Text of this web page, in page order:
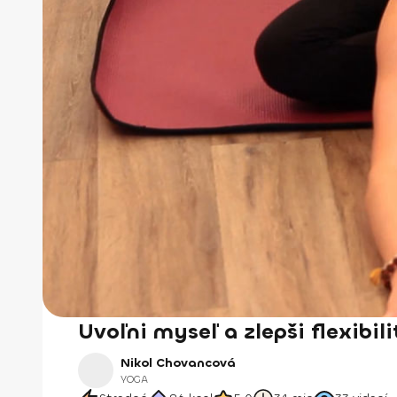
Uvoľni myseľ a zlepši
Nikol Chovancová
YOGA